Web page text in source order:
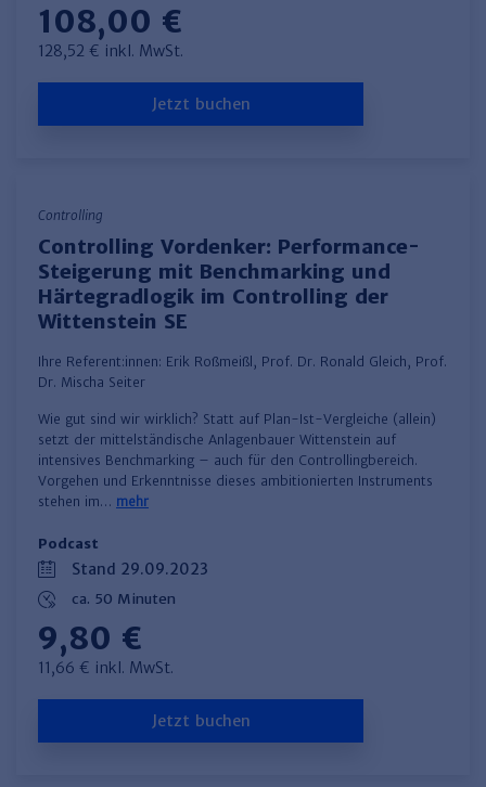
108,00 €
128,52 € inkl. MwSt.
Jetzt buchen
Controlling
Controlling Vordenker: Performance-
Steigerung mit Benchmarking und
Härtegradlogik im Controlling der
Wittenstein SE
Ihre Referent:innen: Erik Roßmeißl , Prof. Dr. Ronald Gleich, Prof.
Dr. Mischa Seiter
Wie gut sind wir wirklich? Statt auf Plan-Ist-Vergleiche (allein)
setzt der mittelständische Anlagenbauer Wittenstein auf
intensives Benchmarking – auch für den Controllingbereich.
Vorgehen und Erkenntnisse dieses ambitionierten Instruments
stehen im… mehr
Podcast
Stand 29.09.2023
ca. 50 Minuten
9,80 €
11,66 € inkl. MwSt.
Jetzt buchen